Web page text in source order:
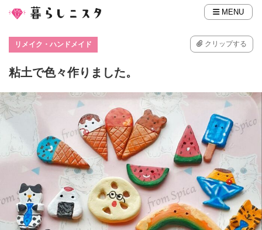
MENU
リメイク・ハンドメイド クリップする
粘土で色々作りました。